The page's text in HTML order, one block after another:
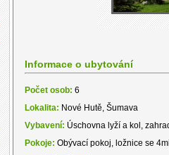
Informace o ubytování
Počet osob: 6
Lokalita: Nové Hutě, Šumava
Vybavení: Úschovna lyží a kol,
Pokoje: Obývací pokoj, ložnice se